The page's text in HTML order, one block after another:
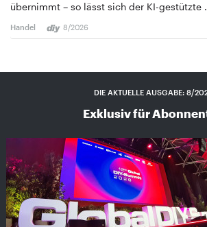
übernimmt – so lässt sich der KI-gestützte
Handel 8/2026
DIE AKTUELLE AUSGABE: 8/
Exklusiv für